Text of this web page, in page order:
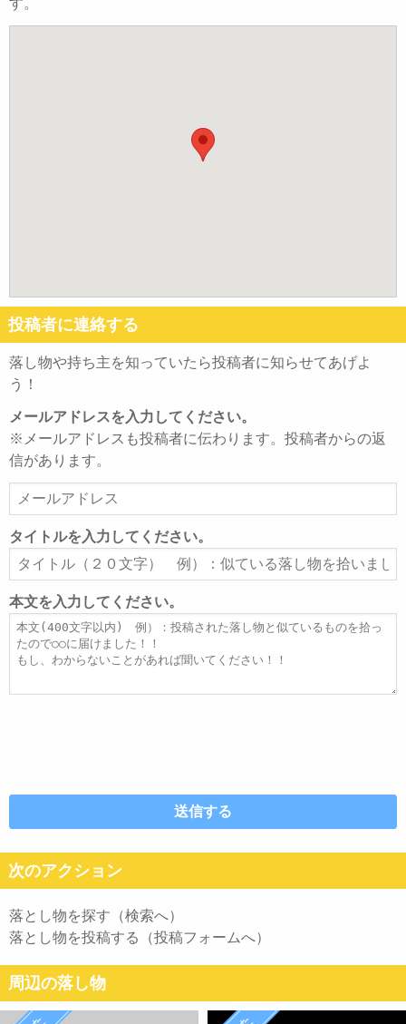
す。
投稿者に連絡する
落し物や持ち主を知っていたら投稿者に知らせてあげよ
う！
メールアドレスを入力してください。
※メールアドレスも投稿者に伝わります。投稿者からの返
信があります。
ー
ル
ア
ド
レ
ス
タイトルを入力してください。
タ
イ
ト
ル
本文を入力してください。
本
文
次のアクション
落とし物を探す（検索へ）
落とし物を投稿する（投稿フォームへ）
周辺の落し物